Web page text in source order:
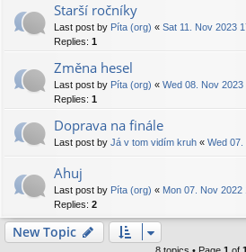
Starší ročníky
Last post by Píta (org) « Sat 11. Nov 2023
Replies: 1
Změna hesel
Last post by Píta (org) « Wed 08. Nov 2023
Replies: 1
Doprava na finále
Last post by Já v tom vidím kruh « Wed 07.
Ahuj
Last post by Píta (org) « Mon 07. Nov 2022
Replies: 2
New Topic